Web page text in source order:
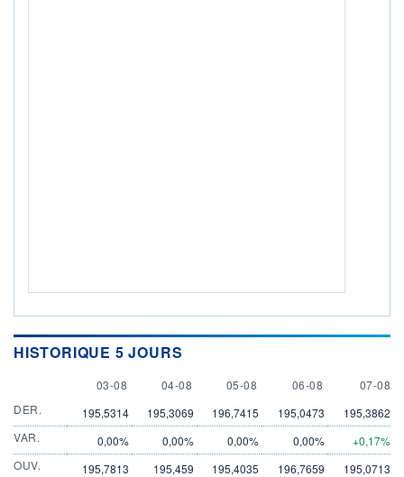
HISTORIQUE 5 JOURS
3 AUGUST
03-08 4 AUGUST
04-08 5 AUGUST
05-08 6 AUGUST
06-08 7
07-08
DER.
195,5314 195,3069 196,7415 195,0473
195,3862
VAR.
0,00% 0,00% 0,00% 0,00%
+0,17%
OUV.
195,7813 195,459 195,4035 196,7659
195,0713